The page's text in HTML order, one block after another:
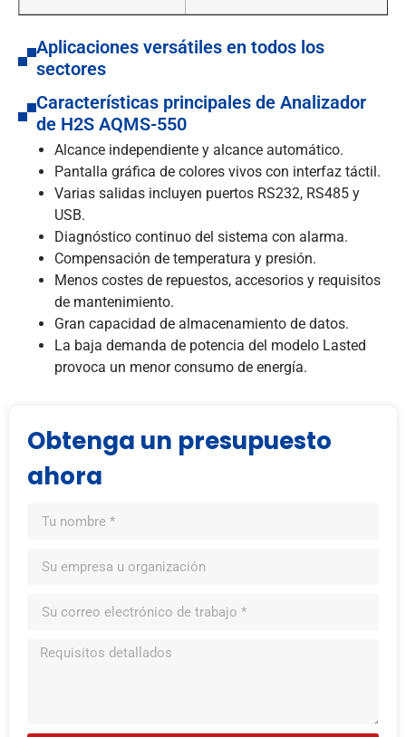
Aplicaciones versátiles en todos los
sectores
Características principales de Analizador
de H2S AQMS-550
Alcance independiente y alcance automático.
Pantalla gráfica de colores vivos con interfaz táctil.
Varias salidas incluyen puertos RS232, RS485 y
USB.
Diagnóstico continuo del sistema con alarma.
Compensación de temperatura y presión.
Menos costes de repuestos, accesorios y requisitos
de mantenimiento.
Gran capacidad de almacenamiento de datos.
La baja demanda de potencia del modelo Lasted
provoca un menor consumo de energía.
Obtenga un presupuesto
ahora